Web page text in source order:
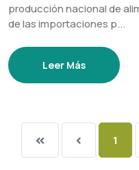
producción nacional de
de las importaciones p...
Leer Más
1